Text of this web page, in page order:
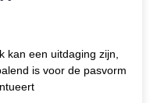
kan een uitdaging zijn,
is voor de pasvorm